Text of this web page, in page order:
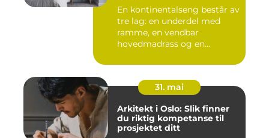
En kontinentalseng består av
tre lag: en underdel med
ramme, en vendbar
hovedmadrass og en
31. mai
Arkitekt i Oslo: Slik finner
du riktig kompetanse til
prosjektet ditt